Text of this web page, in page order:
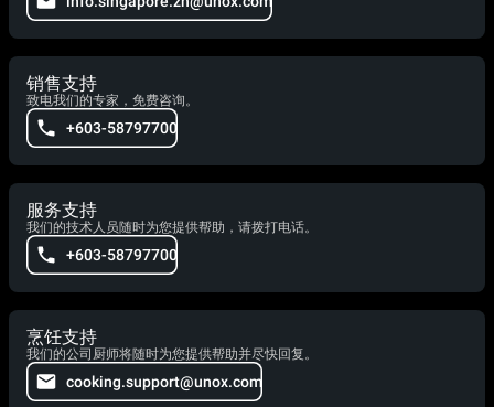
销售支持
致电我们的专家，免费咨询。
+603-58797700
服务支持
我们的技术人员随时为您提供帮助，请拨打电话。
+603-58797700
烹饪支持
我们的公司厨师将随时为您提供帮助并尽快回复。
cooking.support@unox.com